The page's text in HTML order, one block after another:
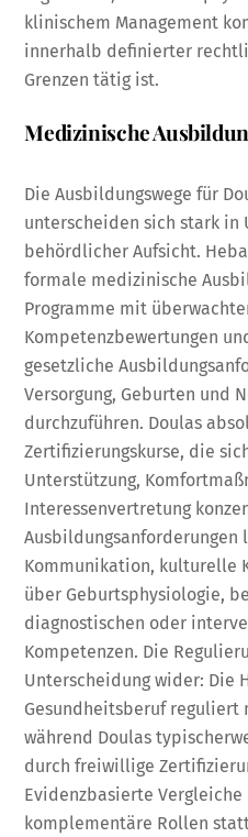
klinischem Management
innerhalb definierter
Grenzen tätig ist.
Medizinische
Die Ausbildungswege für
unterscheiden sich stark in
behördlicher Aufsicht.
formale medizinische
Programme mit
Kompetenzbewertungen
gesetzliche
Versorgung, Geburten und
durchzuführen. Doulas
Zertifizierungskurse, die
Unterstützung,
Interessenvertretung
Ausbildungsanforderungen
Kommunikation, kulturelle
über Geburtsphysiologie,
diagnostischen oder
Kompetenzen. Die
Unterscheidung wider: Die
Gesundheitsberuf
während Doulas
durch freiwillige
Evidenzbasierte
komplementäre Rollen